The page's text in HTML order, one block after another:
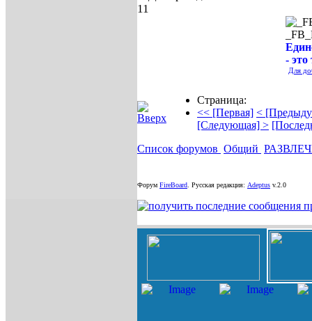
- это
Для
Страница:
<< [Первая] <
[Следующая] >
Список форумов Общий
Форум FireBoard Русская редакция: Adeptus v.2.0